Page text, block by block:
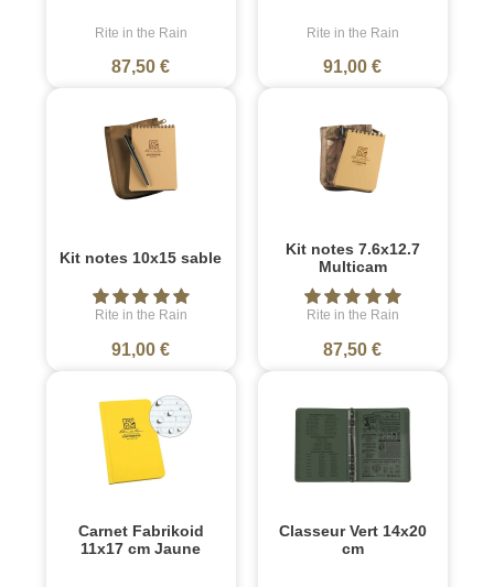
Rite in the Rain
87,50 €
Rite in the Rain
91,00 €
Kit notes 10x15 sable
Rite in the Rain
91,00 €
Kit notes 7.6x12.7
Multicam
Rite in the Rain
87,50 €
Carnet Fabrikoid
11x17 cm Jaune
Classeur Vert 14x20
cm